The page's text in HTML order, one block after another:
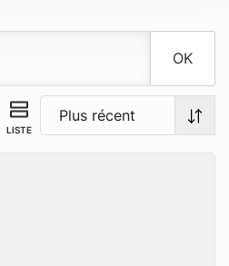
OK
LISTE